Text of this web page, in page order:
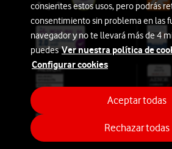
consientes estos usos, pero podrás
consentimiento sin problema en las
navegador y no te llevará más de 4
puedesVer nuestra política de
Configurar cookies
Rechazar todas
Aceptar todas